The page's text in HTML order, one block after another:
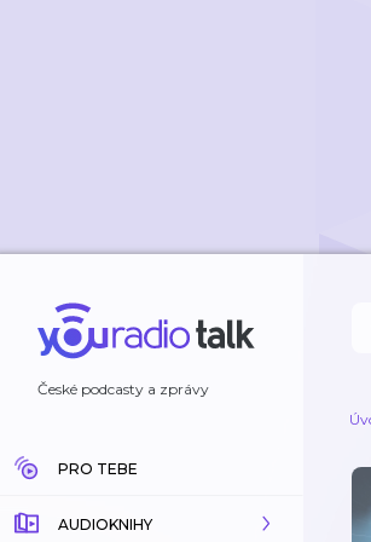
České podcasty a zprávy
PRO TEBE
AUDIOKNIHY